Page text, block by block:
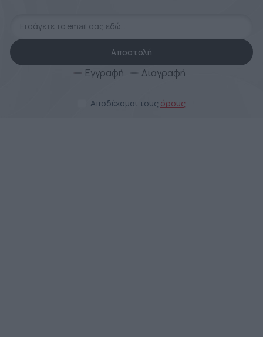
Αποστολή
Εγγραφή Διαγραφή
Αποδέχομαι τους όρους